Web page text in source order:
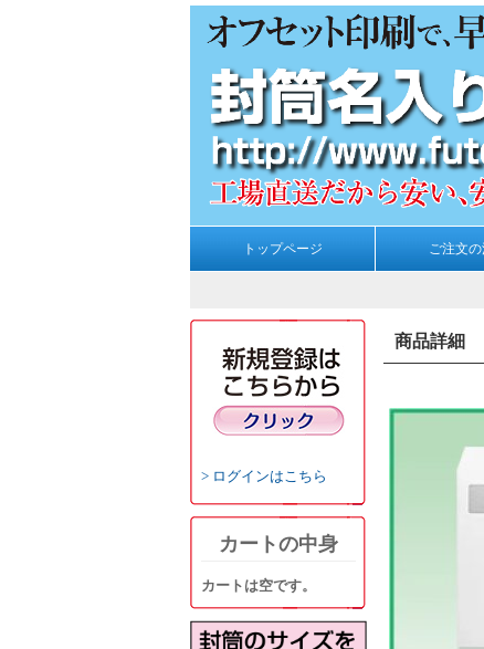
トップページ ご注文
ログインはこちら
カートの中身
カートは空です。
商品詳細